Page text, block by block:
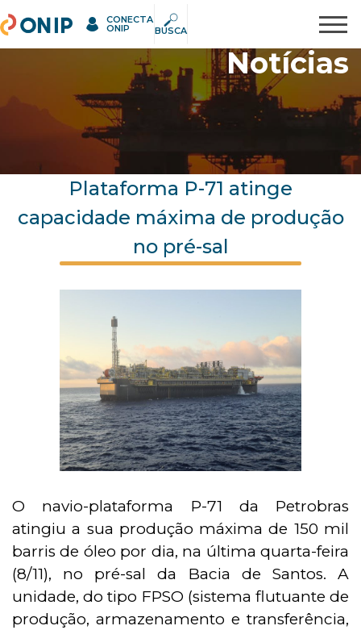
Pesquisar
ONIP CONECTA
ONIP BUSCA
Notícias
Plataforma P-71 atinge
capacidade máxima de produção
no pré-sal
O navio-plataforma P-71 da Petrobras
atingiu a sua produção máxima de 150 mil
barris de óleo por dia, na última quarta-feira
(8/11), no pré-sal da Bacia de Santos. A
unidade, do tipo FPSO (sistema flutuante de
produção, armazenamento e transferência,